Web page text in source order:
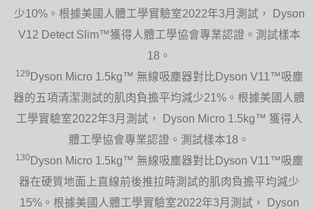
少10%。根據美國人體工學實驗室2022年3月測試， Dyson
V12 Detect Slim™獲得人體工學協會專業認證。測試樣本
18。
129 Dyson Micro 1.5kg™ 無線吸塵器對比Dyson V11™吸塵
器的五項清潔測試的肌肉負擔平均減少21%。根據美國人體
工學實驗室2022年3月測試， Dyson Micro 1.5kg™ 獲得人
體工學協會專業認證。測試樣本18。
130 Dyson Micro 1.5kg™ 無線吸塵器對比Dyson V11™吸塵
器在硬質地面上直線前後推拉時測試的肌肉負擔平均減少
15%。根據美國人體工學實驗室2022年3月測試， Dyson